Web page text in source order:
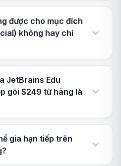
được cho mục đích
không hay chỉ
JetBrains Edu
gói $249 từ hãng là
gia hạn tiếp trên